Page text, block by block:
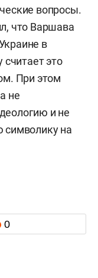
вопросы.
что Варшава
в
считает это
При этом
не
и не
символику на
0